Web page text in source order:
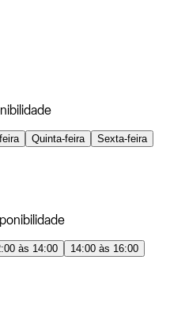
Quinta-feira
Sexta-feira
às 14:00
14:00 às 16:00